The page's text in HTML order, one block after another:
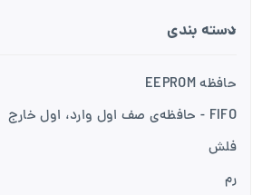
دسته بندی
حافظه EEPROM
FIFO - حافظه‌ی صف اول وارد، اول خارج
فلش
رم